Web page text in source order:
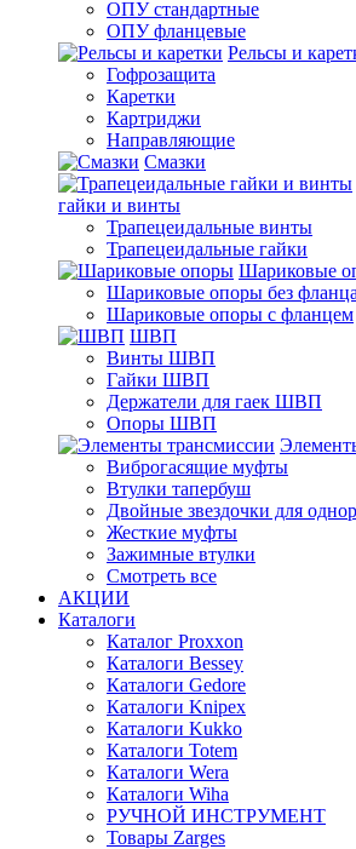
ОПУ стандартные
ОПУ фланцевые
Рельсы и
Гофрозащита
Каретки
Картриджи
Направляющие
Смазки
гайки и винты
Трапецеидальные винты
Трапецеидальные гайки
Шариковые
Шариковые опоры без фланца
Шариковые опоры с фланцем
ШВП
Винты ШВП
Гайки ШВП
Держатели для гаек ШВП
Опоры ШВП
Виброгасящие муфты
Втулки тапербуш
Двойные звездочки для
Жесткие муфты
Зажимные втулки
Смотреть все
АКЦИИ
Каталоги
Каталог Proxxon
Каталоги Bessey
Каталоги Gedore
Каталоги Knipex
Каталоги Kukko
Каталоги Totem
Каталоги Wera
Каталоги Wiha
РУЧНОЙ ИНСТРУМЕНТ
Товары Zarges